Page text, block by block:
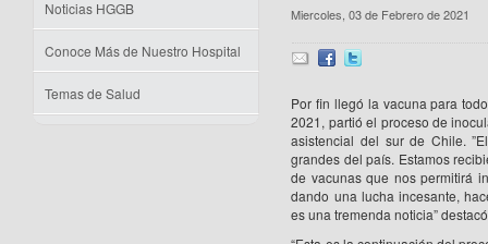
Noticias HGGB
Conoce Más de Nuestro Hospital
Temas de Salud
Miercoles, 03 de Febrero de 2021
Por fin llegó la vacuna para
2021, partió el proceso de
asistencial del sur de Chile.
grandes del país. Estamos
de vacunas que nos permitirá
dando una lucha incesante,
es una tremenda noticia”